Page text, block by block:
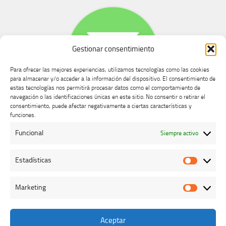
Gestionar consentimiento
Para ofrecer las mejores experiencias, utilizamos tecnologías como las cookies
para almacenar y/o acceder a la información del dispositivo. El consentimiento de
estas tecnologías nos permitirá procesar datos como el comportamiento de
navegación o las identificaciones únicas en este sitio. No consentir o retirar el
consentimiento, puede afectar negativamente a ciertas características y
funciones.
Funcional Siempre activo
Estadísticas
Marketing
Aceptar
Buzón de dudas, quejas y sugerencias